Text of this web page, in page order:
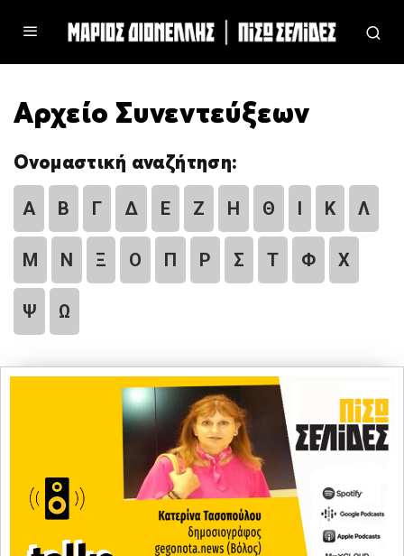
Αρχείο Συνεντεύξεων
Ονομαστική αναζήτηση:
Α Β Γ Δ Ε Ζ Η Θ Ι Κ Λ
Μ Ν Ξ Ο Π Ρ Σ Τ Φ Χ
Ψ Ω